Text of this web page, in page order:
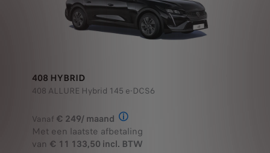
408 HYBRID
408 ALLURE Hybrid 145 e-DCS6
€ 249/ maand
Illustratief voorbeeld van het
Met een laatste afbetaling
van € 11 133,50 incl. BTW